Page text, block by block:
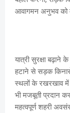
आवागमन अनुभव को
यात्री सुरक्षा बढ़ाने
हटाने से सड़क
स्थलों के रखरखाव में
भी मजबूती प्रदान
महत्वपूर्ण शहरी